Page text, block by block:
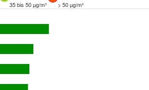
35 bis 50 µg/m³ > 50 µg/m³